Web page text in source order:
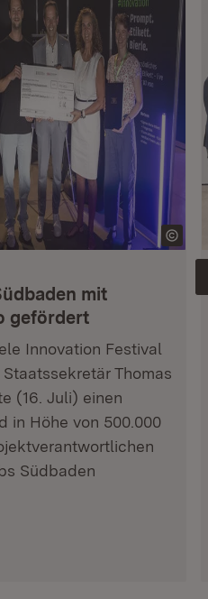
mit
gefördert
Innovation Festival
Thomas
(16. Juli) einen
in Höhe von 500.000
Südbaden